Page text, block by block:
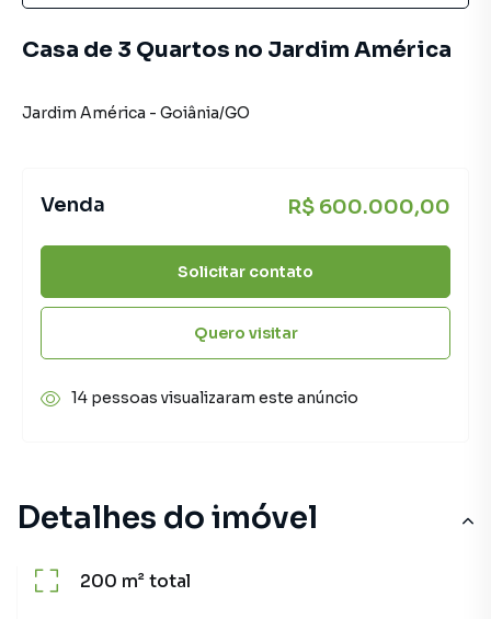
Detalhes do imóvel
200 m²total
Casa de 3 Quartos no Jardim América
Jardim América - Goiânia/GO
Venda R$ 600.000,00
Solicitar contato
Quero visitar
14 pessoas visualizaram este anúncio